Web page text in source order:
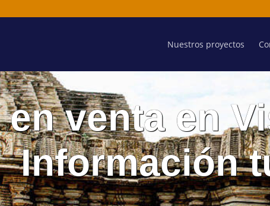
Nuestros proyectos
en venta en
Información